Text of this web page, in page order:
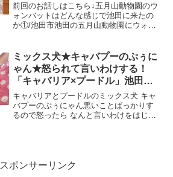
前回のお話しはこちら↓五月山動物園のウ
ォンバットはどんな感じで池田に来たの
か①/池田市池田の五月山動物園にウォン
うことを前回①でご説明いたしました
(๑•᎑•๑)さてつづき...
ミックス犬★キャバプーのぷぅに
ゃん★怒られて言いわけする！
「キャバリア×プードル」池田市
伏尾台
キャバリアとプードルのミックス犬 キャ
バプーのぷぅにゃん悪いことばっかりす
るので怒ったら なんと言いわけをはじめ
スポンサーリンク